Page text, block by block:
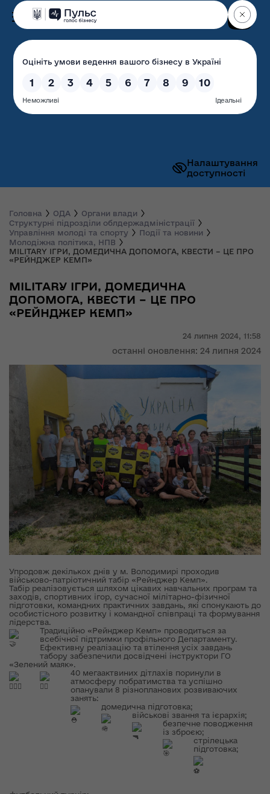
Налаштування
доступності
Волинська обласна
державна адміністрація
Головна ОДА
Органи влади
Структурні підрозділи облдержадміністрації
Управління молоді та спорту
Події та новини
Молодіжна політика, НПВ
MILITARY ІГРИ, ДОМЕДИЧНА ДОПОМОГА, КВЕСТИ – ЦЕ ПРО
«РЕЙНДЖЕР КЕМП»
24 липня 2024, 11:58
останні оновлення: 24 липня 2024
MILITARY ІГРИ, ДОМЕДИЧНА
ДОПОМОГА, КВЕСТИ – ЦЕ ПРО
«РЕЙНДЖЕР КЕМП»
Упродовж декількох днів у м. Володимирі проходив
військово-патріотичний табір «Рейнджер Кемп».
Табір реалізовується шляхом цікавих навчальних програм та
заходів, спортивних ігор, сучасної мілітарно-фізичної
підготовки, командних практичних завдань, які спонукають до
особистісного розвитку і командної співпраці та формування
лідерства.
Традиційно «Рейнджер Кемп» проводиться за
всебічної підтримки профільного Департаменту.
Ефективну реалізацію та втілення усіх завдань
табору забезпечили досвідчені інструктори ГО
«Зелений маяк».
40 мегаактвиних дітлахів поринули в
атмосферу побратимства та успішно
опанували 8 різнопланових розвиваючих
занять:
домедична підготовка;
військові звання та ієрархія;
безпечне поводження
із зброєю;
стрілецька
підготовка;